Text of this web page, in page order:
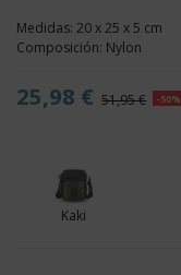
Medidas: 20 x 25 x 5 cm
Composición: Nylon
25,98 € 51,95 € -50%
Kaki